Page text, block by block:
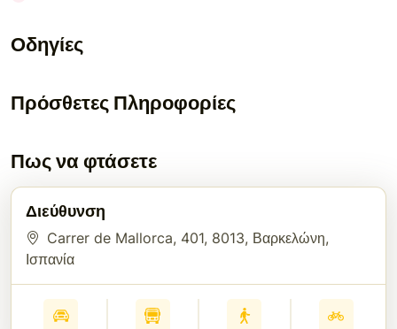
Οδηγίες
Πρόσθετες Πληροφορίες
Πως να φτάσετε
Διεύθυνση
Carrer de Mallorca, 401, 8013, Βαρκελώνη,
Ισπανία